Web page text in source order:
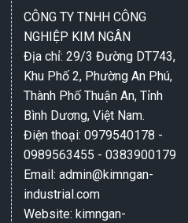
CÔNG TY TNHH CÔNG
NGHIỆP KIM NGÂN
Địa chỉ: 29/3 Đường DT743,
Khu Phố 2, Phường An Phú,
Thành Phố Thuận An, Tỉnh
Bình Dương, Việt Nam.
Điện thoại: 0979540178 -
0989563455 - 0383900179
Email: admin@kimngan-
industrial.com
Website: kimngan-